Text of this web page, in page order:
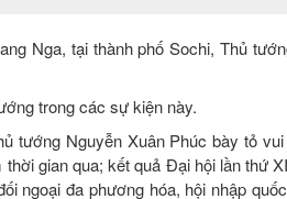
Nga, tại thành phố Sochi, Thủ
trong các sự kiện này.
tướng Nguyễn Xuân Phúc bày tỏ
gian qua; kết quả Đại hội lần thứ
ngoại đa phương hóa, hội nhập